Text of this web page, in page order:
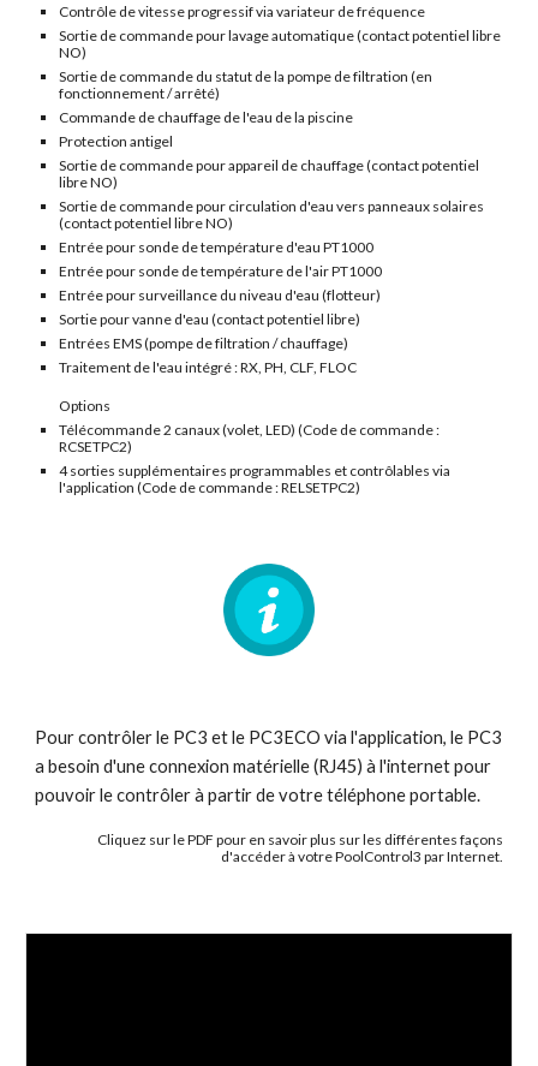
Contrôle de vitesse progressif via variateur de fréquence
Sortie de commande pour lavage automatique (contact potentiel libre
NO)
Sortie de commande du statut de la pompe de filtration (en
fonctionnement / arrêté)
Commande de chauffage de l'eau de la piscine
Protection antigel
Sortie de commande pour appareil de chauffage (contact potentiel
libre NO)
Sortie de commande pour circulation d'eau vers panneaux solaires
(contact potentiel libre NO)
Entrée pour sonde de température d'eau PT1000
Entrée pour sonde de température de l'air PT1000
Entrée pour surveillance du niveau d'eau (flotteur)
Sortie pour vanne d'eau (contact potentiel libre)
Entrées EMS (pompe de filtration / chauffage)
Traitement de l'eau intégré : RX, PH, CLF, FLOC
Options
Télécommande 2 canaux (volet, LED) (Code de commande :
RCSETPC2)
4 sorties supplémentaires programmables et contrôlables via
l'application (Code de commande : RELSETPC2)
Pour contrôler le PC3 et le PC3ECO via l'application, le PC3
a besoin d'une connexion matérielle (RJ45) à l'internet pour
pouvoir le contrôler à partir de votre téléphone portable.
Cliquez sur le PDF pour en savoir plus sur les différentes façons
d'accéder à votre PoolControl3 par Internet.